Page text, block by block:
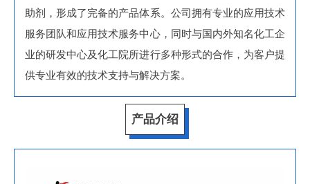
助剂，形成了完备的产品体系。公司拥有专业的应用技术
服务团队和应用技术服务中心，同时与国内外知名化工企
业的研发中心及化工院所进行多种形式的合作，为客户提
供专业有效的技术支持与解决方案。
产品介绍